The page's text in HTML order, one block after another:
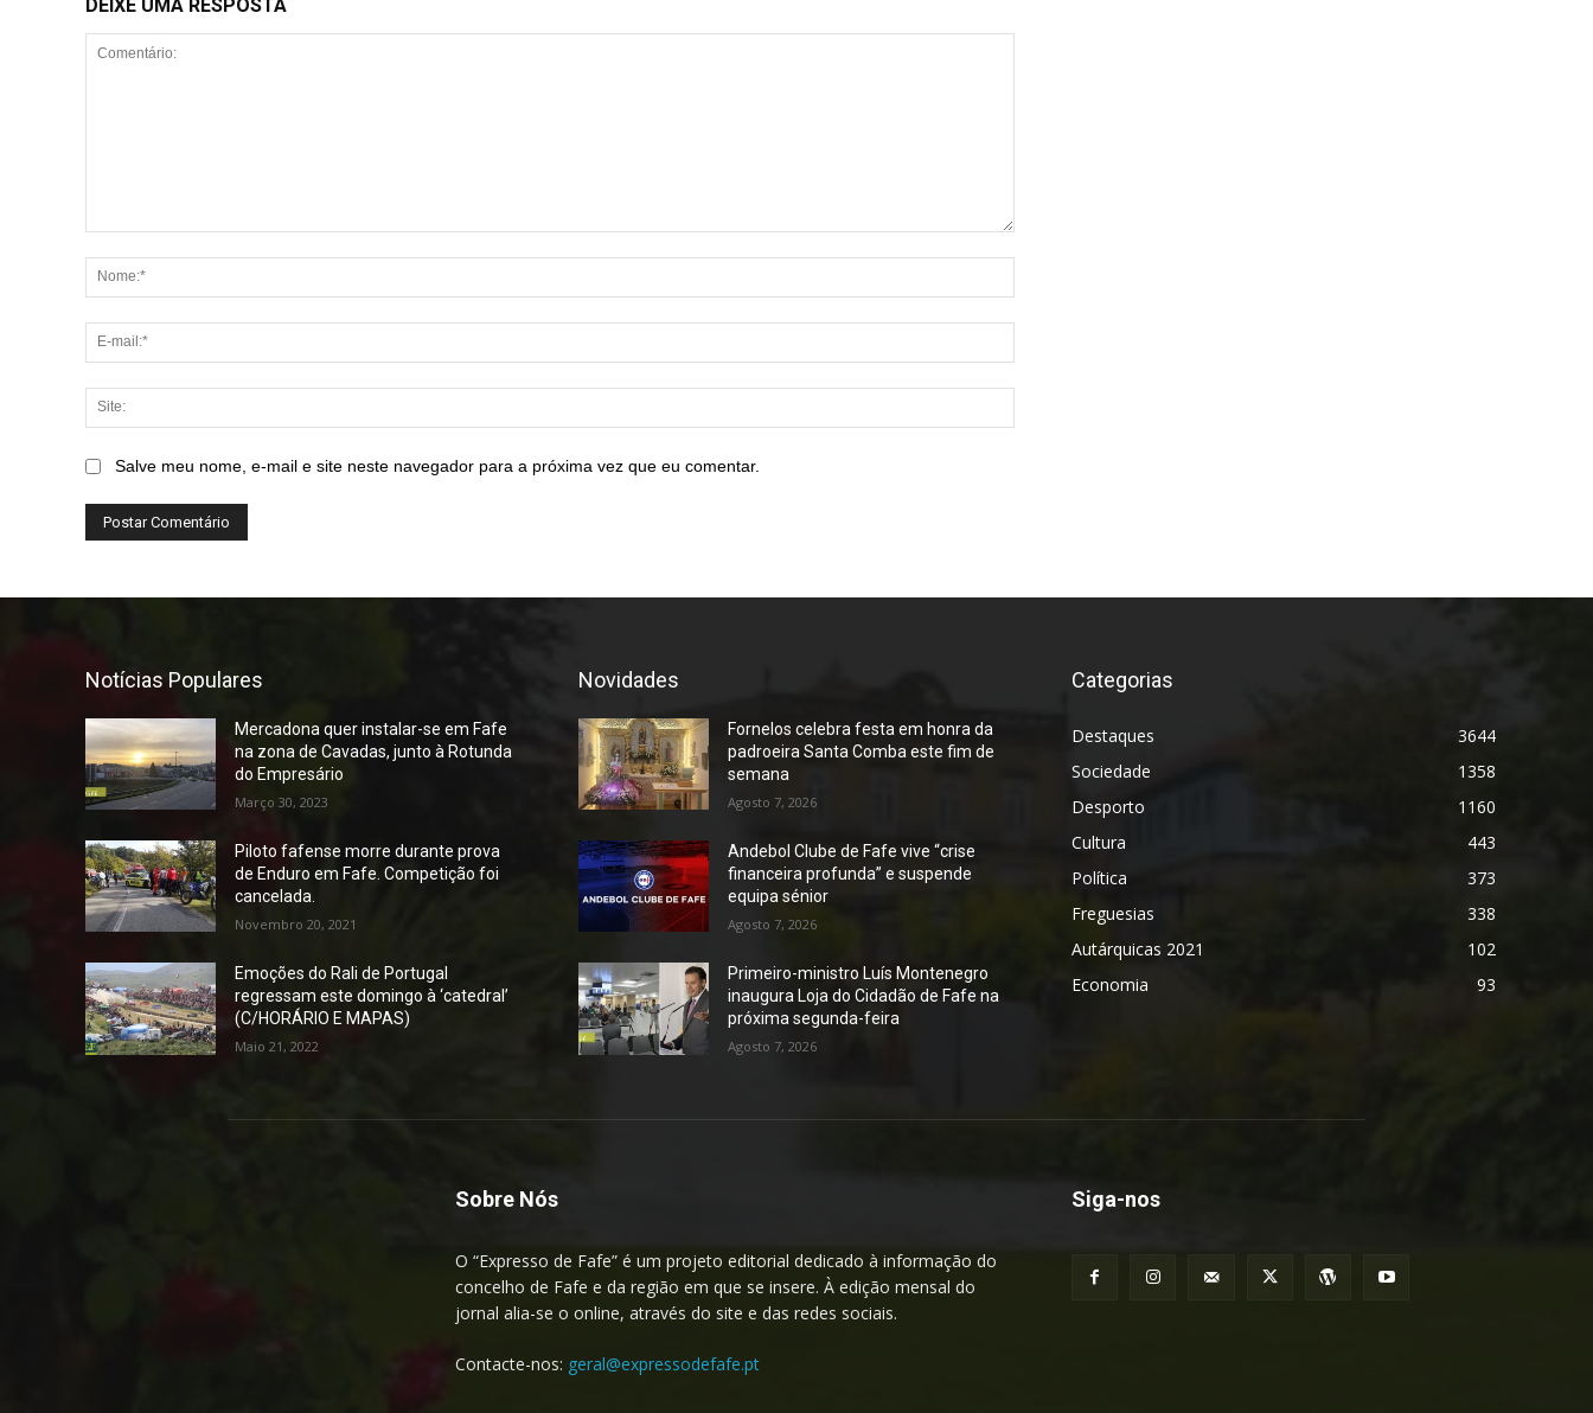
DEIXE UMA RESPOSTA
Salve meu nome, e-mail e site neste navegador para a próxima vez que eu comentar.
Notícias Populares
Mercadona quer instalar-se em Fafe
na zona de Cavadas, junto à Rotunda
do Empresário
Março 30, 2023
Piloto fafense morre durante prova
de Enduro em Fafe. Competição foi
cancelada.
Novembro 20, 2021
Emoções do Rali de Portugal
regressam este domingo à ‘catedral’
(C/HORÁRIO E MAPAS)
Maio 21, 2022
Novidades
Fornelos celebra festa em honra da
padroeira Santa Comba este fim de
semana
Agosto 7, 2026
Andebol Clube de Fafe vive “crise
financeira profunda” e suspende
equipa sénior
Agosto 7, 2026
Primeiro-ministro Luís Montenegro
inaugura Loja do Cidadão de Fafe na
próxima segunda-feira
Agosto 7, 2026
Categorias
Destaques
3644
Sociedade
1358
Desporto
1160
Cultura
443
Política
373
Freguesias
338
Autárquicas 2021
102
Economia
93
Sobre Nós
O “Expresso de Fafe” é um projeto editorial dedicado à informação do
concelho de Fafe e da região em que se insere. À edição mensal do
jornal alia-se o online, através do site e das redes sociais.
Contacte-nos: geral@expressodefafe.pt
Siga-nos